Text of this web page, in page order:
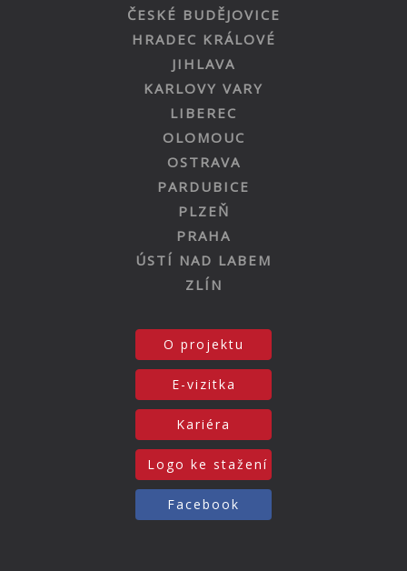
ČESKÉ BUDĚJOVICE
HRADEC KRÁLOVÉ
JIHLAVA
KARLOVY VARY
LIBEREC
OLOMOUC
OSTRAVA
PARDUBICE
PLZEŇ
PRAHA
ÚSTÍ NAD LABEM
ZLÍN
O projektu
E-vizitka
Kariéra
Logo ke stažení
Facebook